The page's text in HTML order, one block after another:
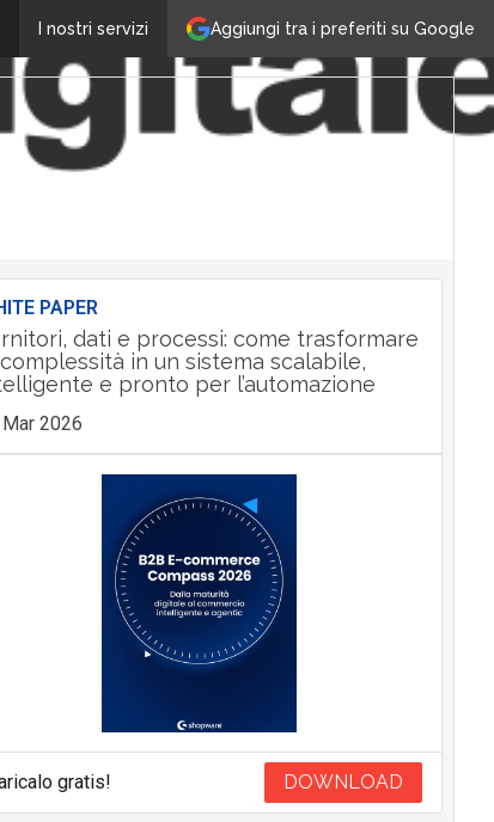
Aggiungi tra i preferiti su Google
I nostri servizi
PAPER
dati e processi: come trasformare
in un sistema scalabile,
e pronto per l’automazione
2026
gratis! DOWNLOAD